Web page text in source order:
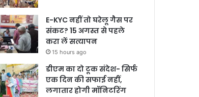
E-KYC नहीं तो घरेलू गैस पर
संकट? 15 अगस्त से पहले
करा लें सत्यापन
15 hours ago
डीएम का दो टूक संदेश- सिर्फ
एक दिन की सफाई नहीं,
लगातार होगी मॉनिटरिंग